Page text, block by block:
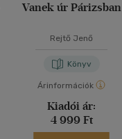
Vanek úr Párizsban
Rejtő Jenő
Könyv
Árinformációk
Kiadói ár:
4 999 Ft